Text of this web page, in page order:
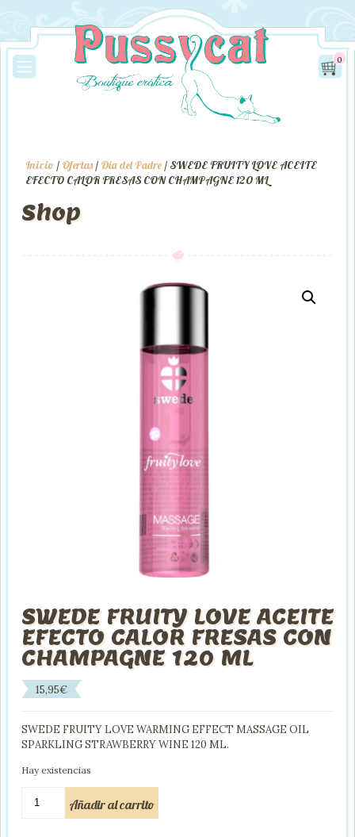
0
Inicio / Ofertas/ Día del Padre / SWEDE FRUITY LOVE ACEITE
EFECTO CALOR FRESAS CON CHAMPAGNE 120 ML
Shop
SWEDE FRUITY LOVE ACEITE
EFECTO CALOR FRESAS CON
CHAMPAGNE 120 ML
15,95€
SWEDE FRUITY LOVE WARMING EFFECT MASSAGE OIL
SPARKLING STRAWBERRY WINE 120 ML.
Hay existencias
FRUITY
Añadir al carrito